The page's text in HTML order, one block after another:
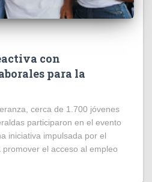
con
para la
cerca de 1.700 jóvenes
participaron en el evento
iniciativa impulsada por el
el acceso al empleo